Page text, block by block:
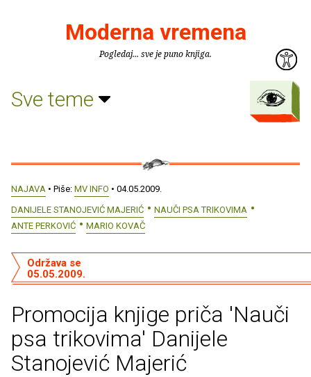
Moderna vremena
Pogledaj... sve je puno knjiga.
Sve teme
NAJAVA • Piše: MV INFO • 04.05.2009.
DANIJELE STANOJEVIĆ MAJERIĆ
NAUČI PSA TRIKOVIMA
ANTE PERKOVIĆ
MARIO KOVAČ
Promocija knjige priča 'Nauči
psa trikovima' Danijele
Stanojević Majerić
Održava se
05.05.2009.